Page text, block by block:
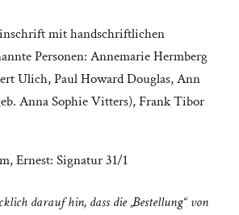
mit handschriftlichen
Personen: Annemarie Hermberg
Ulich, Paul Howard Douglas, Ann
Anna Sophie Vitters), Frank Tibor
Ernest: Signatur 31/1
darauf hin, dass die „Bestellung“ von